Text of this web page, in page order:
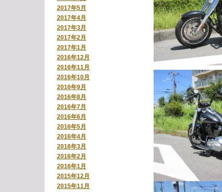
2017年5月
2017年4月
2017年3月
2017年2月
2017年1月
2016年12月
2016年11月
2016年10月
2016年9月
2016年8月
2016年7月
2016年6月
2016年5月
2016年4月
2016年3月
2016年2月
2016年1月
2015年12月
2015年11月